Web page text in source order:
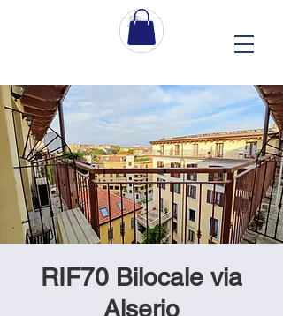
RIF70 Bilocale via
Alserio